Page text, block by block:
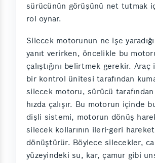
sürücünün görüşünü net tutmak
rol oynar.
Silecek motorunun ne işe
yanıt verirken, öncelikle bu
çalıştığını belirtmek gerekir.
bir kontrol ünitesi tarafından
silecek motoru, sürücü tarafından
hızda çalışır. Bu motorun içinde
dişli sistemi, motorun dönüş
silecek kollarının ileri-geri
dönüştürür. Böylece silecekler,
yüzeyindeki su, kar, çamur gibi